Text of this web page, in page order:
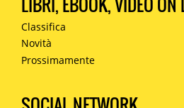
Classifica
Novità
Prossimamente